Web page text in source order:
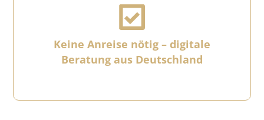
Keine Anreise nötig – digitale
Beratung aus Deutschland